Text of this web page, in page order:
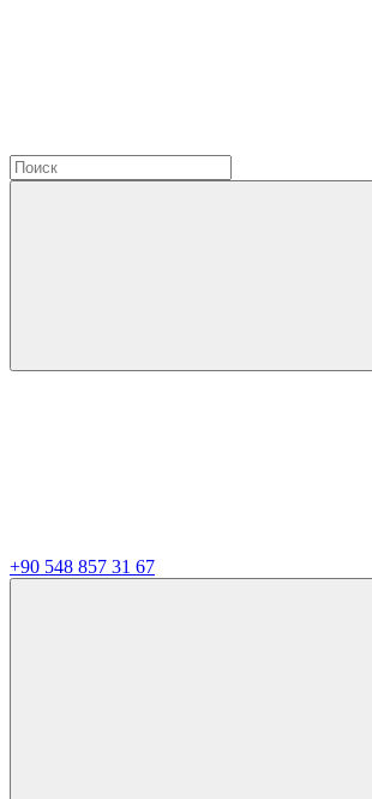
+90 548 857 31 67